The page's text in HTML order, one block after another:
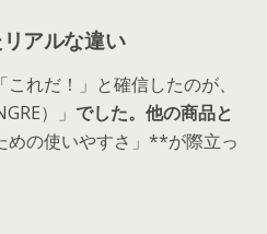
アルな違い
れだ！」と確信したのが、
）」 でした。他の商品と
めの使いやすさ」**が際立っ